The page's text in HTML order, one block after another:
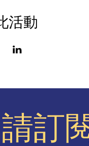
活動
訂